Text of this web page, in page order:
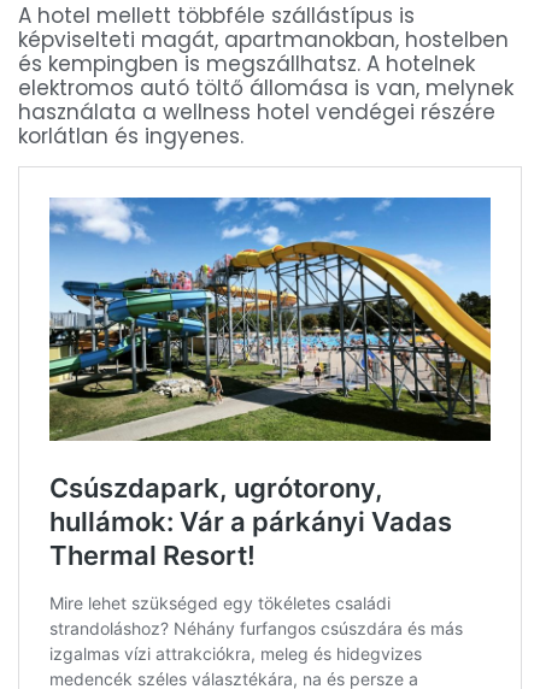
A hotel mellett többféle szállástípus is
képviselteti magát, apartmanokban, hostelben
és kempingben is megszállhatsz. A hotelnek
elektromos autó töltő állomása is van, melynek
használata a wellness hotel vendégei részére
korlátlan és ingyenes.